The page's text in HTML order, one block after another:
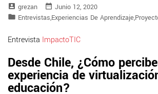
account_box Grezan date_range Junio 12, 2020
folder Entrevistas,Experiencias De Aprendizaje,
Entrevista ImpactoTIC
Desde Chile, ¿Cómo
experiencia de
educación?